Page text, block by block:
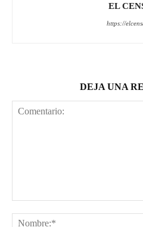
EL
https://
DEJA UNA